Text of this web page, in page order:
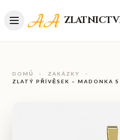
DOMŮ > ZAKÁZKY
>
ZLATÝ PŘÍVĚSEK – MADONKA